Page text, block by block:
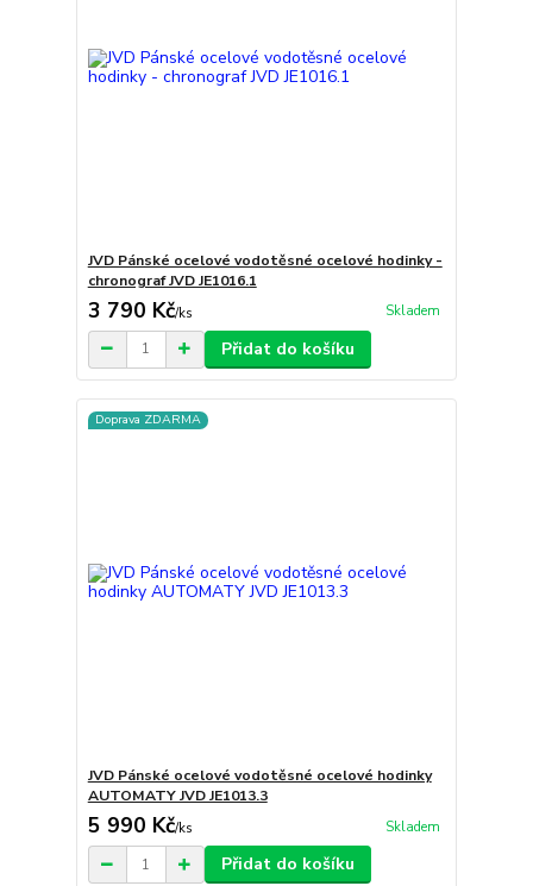
JVD Pánské ocelové vodotěsné ocelové hodinky -
chronograf JVD JE1016.1
3 790 Kč/ks Skladem
Přidat do košíku
Doprava ZDARMA
JVD Pánské ocelové vodotěsné ocelové hodinky
AUTOMATY JVD JE1013.3
5 990 Kč/ks Skladem
Přidat do košíku